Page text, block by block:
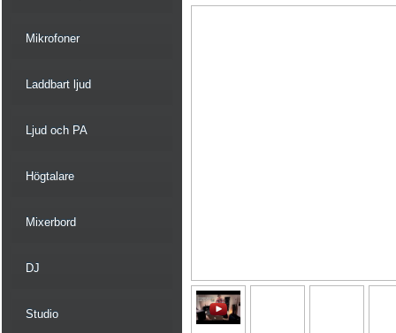
Mikrofoner
Laddbart ljud
Ljud och PA
Högtalare
Mixerbord
DJ
Studio